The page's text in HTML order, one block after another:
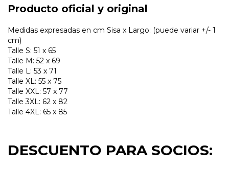
Producto oficial y original
Medidas expresadas en cm Sisa x Largo: (puede variar +/- 1
cm)
Talle S: 51 x 65
Talle M: 52 x 69
Talle L: 53 x 71
Talle XL: 55 x 75
Talle XXL: 57 x 77
Talle 3XL: 62 x 82
Talle 4XL: 65 x 85
DESCUENTO PARA SOCIOS: